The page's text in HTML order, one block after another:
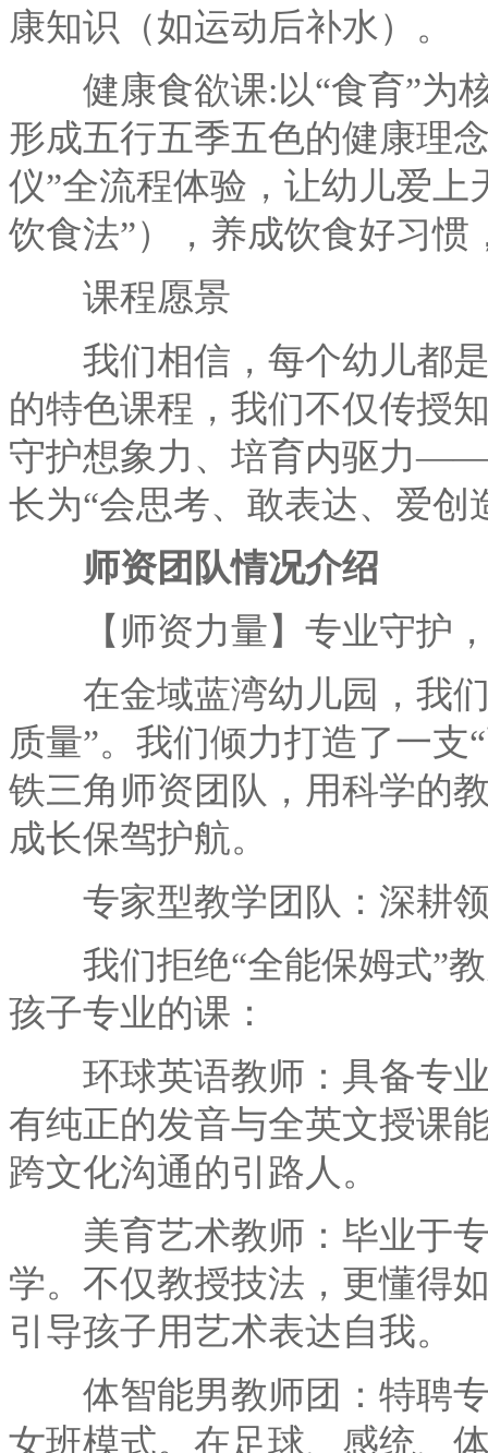
康知识（如运动后补水）。
健康食欲课:以“食育”为
形成五行五季五色的健康理
仪”全流程体验，让幼儿爱
饮食法”），养成饮食好习惯
课程愿景
我们相信，每个幼儿都是
的特色课程，我们不仅传授
守护想象力、培育内驱力
长为“会思考、敢表达、爱
师资团队情况介绍
【师资力量】专业守护，
在金域蓝湾幼儿园，我们
质量”。我们倾力打造了一
铁三角师资团队，用科学的
成长保驾护航。
专家型教学团队：深耕领
我们拒绝“全能保姆式”教
孩子专业的课：
环球英语教师：具备专业
有纯正的发音与全英文授课
跨文化沟通的引路人。
美育艺术教师：毕业于专
学。不仅教授技法，更懂得
引导孩子用艺术表达自我。
体智能男教师团：特聘专
女班模式。在足球、感统、